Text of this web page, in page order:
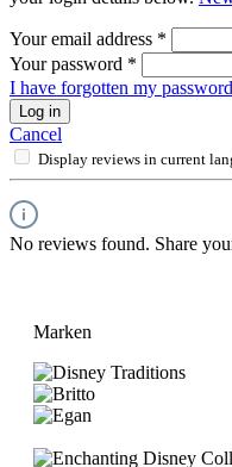
Your email address *
Your password *
I have forgotten my
Log in
Cancel
Display reviews in current
No reviews found. Share
Marken